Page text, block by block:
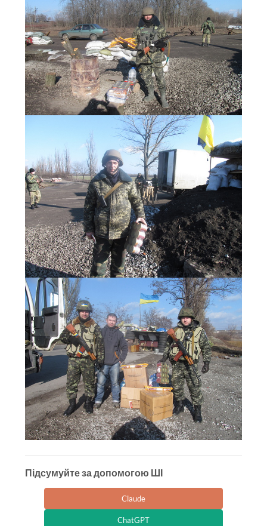
Підсумуйте за допомогою ШІ
Claude
ChatGPT